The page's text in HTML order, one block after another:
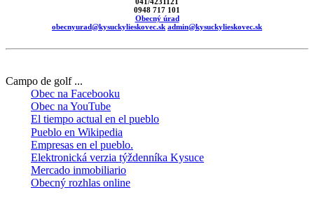
0948 717 101
Obecný úrad
obecnyurad@kysuckylieskovec.sk admin@kysuckylieskovec.sk
Campo de golf ...
Obec na Facebooku
Obec na YouTube
El tiempo actual en el pueblo
Pueblo en Wikipedia
Empresas en el pueblo.
Elektronická verzia týždenníka Kysuce
Mercado inmobiliario
Obecný rozhlas online